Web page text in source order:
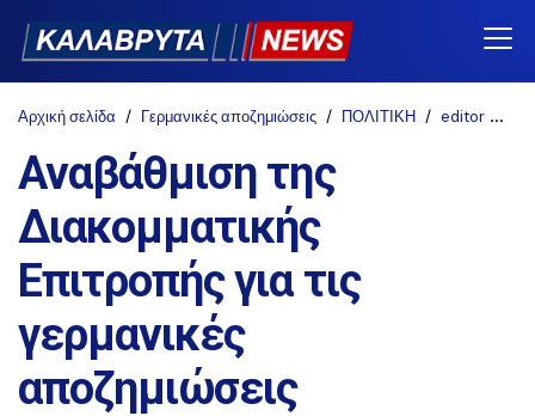
Αρχική σελίδα Γερμανικές αποζημιώσεις ΠΟΛΙΤΙΚΗ editor
Αναβάθμιση της
Διακομματικής
Επιτροπής για τις
γερμανικές
αποζημιώσεις